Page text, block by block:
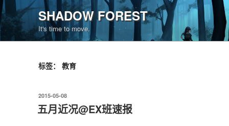
跳
至
内
容
SHADOW FOREST
It's time to move.
标签： 教育
发
布
于
2015-05-08
五月近况@EX班速报